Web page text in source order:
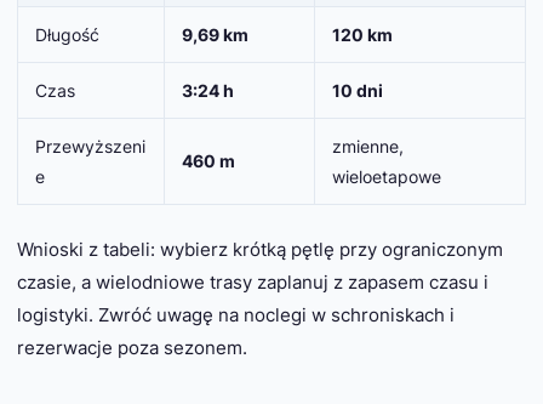
Długość 9,69 km 120 km
Czas 3:24 h 10 dni
Przewyższeni
e
460 m
zmienne,
wieloetapowe
Wnioski z tabeli: wybierz krótką pętlę przy ograniczonym
czasie, a wielodniowe trasy zaplanuj z zapasem czasu i
logistyki. Zwróć uwagę na noclegi w schroniskach i
rezerwacje poza sezonem.